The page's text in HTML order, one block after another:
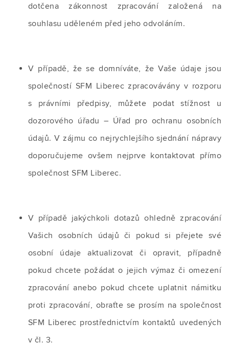
dotčena zákonnost zpracování založená na
souhlasu uděleném před jeho odvoláním.
V případě, že se domníváte, že Vaše údaje jsou
společností SFM Liberec zpracovávány v rozporu
s právními předpisy, můžete podat stížnost u
dozorového úřadu – Úřad pro ochranu osobních
údajů. V zájmu co nejrychlejšího sjednání nápravy
doporučujeme ovšem nejprve kontaktovat přímo
společnost SFM Liberec.
V případě jakýchkoli dotazů ohledně zpracování
Vašich osobních údajů či pokud si přejete své
osobní údaje aktualizovat či opravit, případně
pokud chcete požádat o jejich výmaz či omezení
zpracování anebo pokud chcete uplatnit námitku
proti zpracování, obraťte se prosím na společnost
SFM Liberec prostřednictvím kontaktů uvedených
v čl. 3.